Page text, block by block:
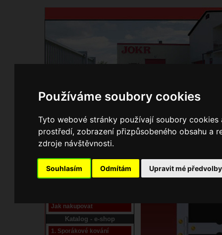
Používáme soubory cookies
Tyto webové stránky používají soubory
prostředí, zobrazení přizpůsobeného obsahu a
zdroje návštěvnosti.
Souhlasím Odmítám Upravit mé předvolby
Domů Kontakty Přihlášení Ke
Pracoviště laser
Nové pracoviště firmy
Jak nakupovat
Katalog - e-shop
1. Sporákové kování
E-shop JOKR